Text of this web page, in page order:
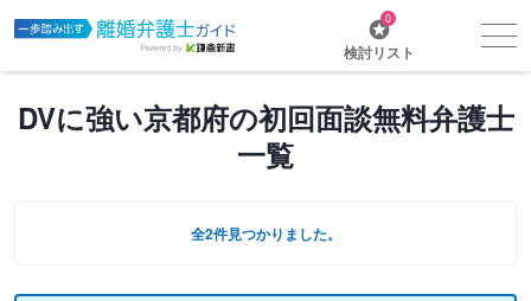
0
検討リスト
DVに強い京都府の初回面談無料弁護士
一覧
全2件見つかりました。